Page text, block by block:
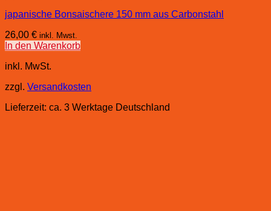
japanische Bonsaischere 150 mm aus Carbonstahl
26,00 € inkl. Mwst.
In den Warenkorb
inkl. MwSt.
zzgl. Versandkosten
Lieferzeit: ca. 3 Werktage Deutschland